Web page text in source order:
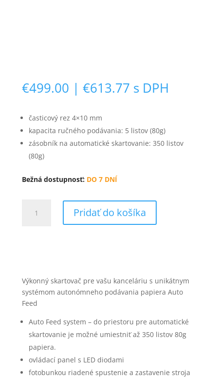
€499.00 | €613.77 s DPH
časticový rez 4×10 mm
kapacita ručného podávania: 5 listov (80g)
zásobník na automatické skartovanie: 350 listov
(80g)
Bežná dostupnosť: DO 7 DNÍ
IDEAL
Pridať do košíka
Výkonný skartovač pre vašu kanceláriu s unikátnym
systémom autonómneho podávania papiera Auto
Feed
Auto Feed system – do priestoru pre automatické
skartovanie je možné umiestniť až 350 listov 80g
papiera.
ovládací panel s LED diodami
fotobunkou riadené spustenie a zastavenie stroja